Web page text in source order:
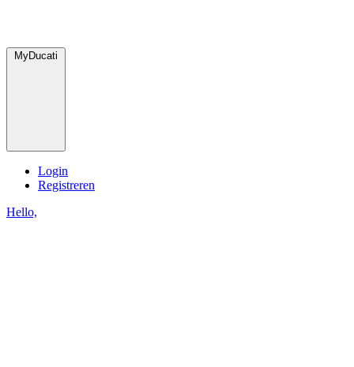
MyDucati
Login
Registreren
Hello,